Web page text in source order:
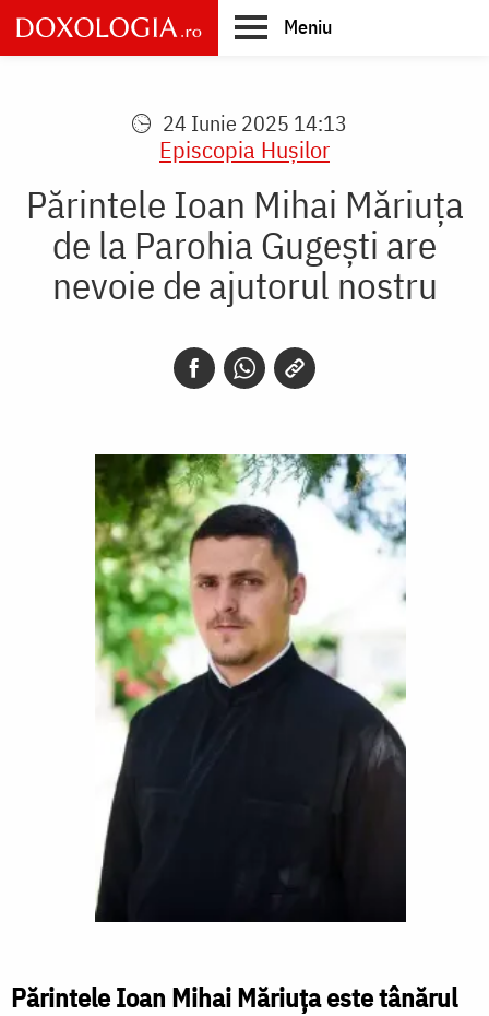
Skip
to
main
Meniu
24 Iunie 2025 14:13
Episcopia Huşilor
Părintele Ioan Mihai Măriuța
de la Parohia Gugești are
nevoie de ajutorul nostru
Părintele Ioan Mihai Măriuța este tânărul